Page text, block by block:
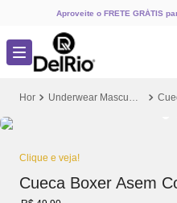
Aproveite o FRETE GRÁTIS
Underwear Masculino
Clique e veja!
Cueca Boxer Asem